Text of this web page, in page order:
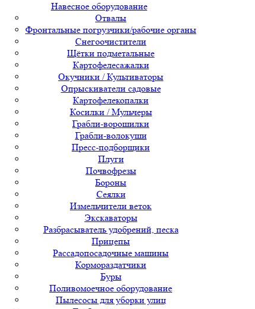
Навесное оборудование
Отвалы
Фронтальные погрузчики/рабочие органы
Снегоочистители
Щётки подметальные
Картофелесажалки
Окучники / Культиваторы
Опрыскиватели садовые
Картофелекопалки
Косилки / Мульчеры
Грабли-ворошилки
Грабли-волокуши
Пресс-подборщики
Плуги
Почвофрезы
Бороны
Сеялки
Измельчители веток
Экскаваторы
Разбрасыватель удобрений, песка
Прицепы
Рассадопосадочные машины
Кормораздатчики
Буры
Поливомоечное оборудование
Пылесосы для уборки улиц